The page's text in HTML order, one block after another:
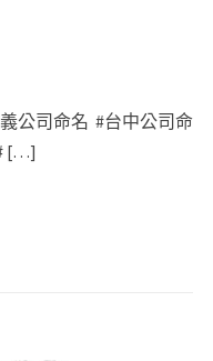
公司命名 #台中公司命
[…]